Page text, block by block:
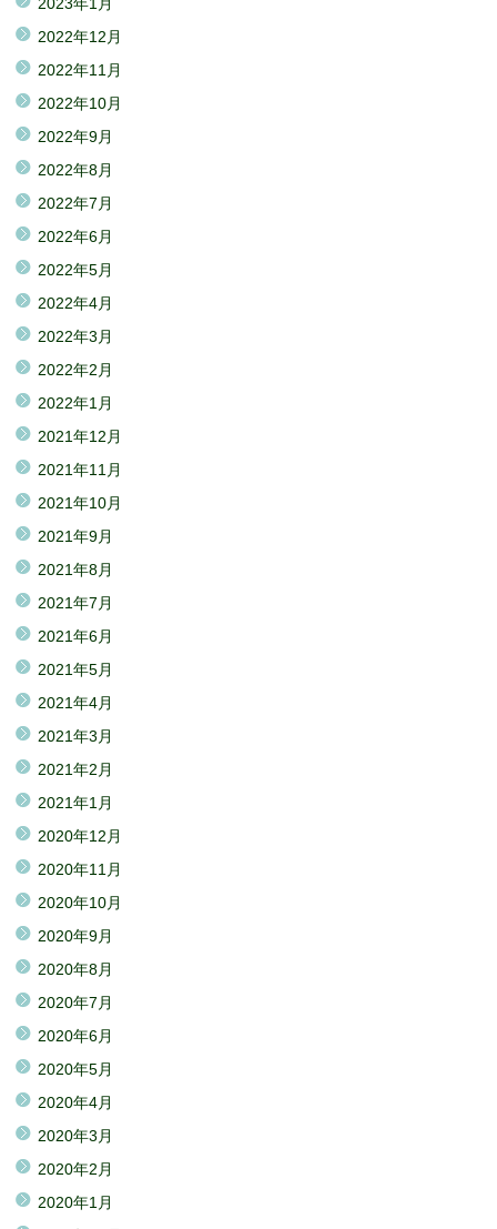
2022年12月
2022年11月
2022年10月
2022年9月
2022年8月
2022年7月
2022年6月
2022年5月
2022年4月
2022年3月
2022年2月
2022年1月
2021年12月
2021年11月
2021年10月
2021年9月
2021年8月
2021年7月
2021年6月
2021年5月
2021年4月
2021年3月
2021年2月
2021年1月
2020年12月
2020年11月
2020年10月
2020年9月
2020年8月
2020年7月
2020年6月
2020年5月
2020年4月
2020年3月
2020年2月
2020年1月